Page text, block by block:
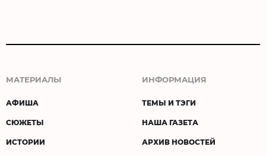
МАТЕРИАЛЫ
АФИША
СЮЖЕТЫ
ИСТОРИИ
ИНФОРМАЦИЯ
ТЕМЫ И ТЭГИ
НАША ГАЗЕТА
АРХИВ НОВОСТЕЙ